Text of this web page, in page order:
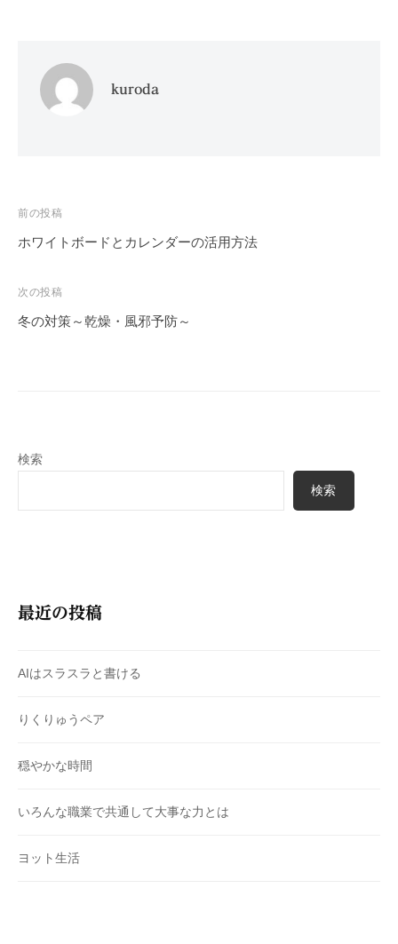
kuroda
投
稿
ビ
ゲ
前の投稿
ホワイトボードとカレンダーの活用方法
次の投稿
冬の対策～乾燥・風邪予防～
検索
検索
最近の投稿
AIはスラスラと書ける
りくりゅうペア
穏やかな時間
いろんな職業で共通して大事な力とは
ヨット生活